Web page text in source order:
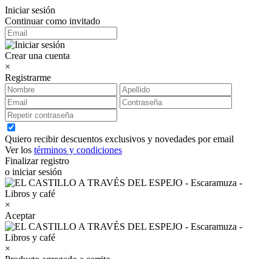
Iniciar sesión
Continuar como invitado
Crear una cuenta
×
Registrarme
Quiero recibir descuentos exclusivos y novedades por email
Ver los términos y condiciones
Finalizar registro
o iniciar sesión
×
Aceptar
×